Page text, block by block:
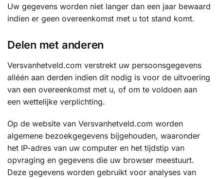
Uw gegevens worden niet langer dan een jaar bewaard
indien er geen overeenkomst met u tot stand komt.
Delen met anderen
Versvanhetveld.com verstrekt uw persoonsgegevens
alléén aan derden indien dit nodig is voor de uitvoering
van een overeenkomst met u, of om te voldoen aan
een wettelijke verplichting.
Op de website van Versvanhetveld.com worden
algemene bezoekgegevens bijgehouden, waaronder
het IP-adres van uw computer en het tijdstip van
opvraging en gegevens die uw browser meestuurt.
Deze gegevens worden gebruikt voor analyses van